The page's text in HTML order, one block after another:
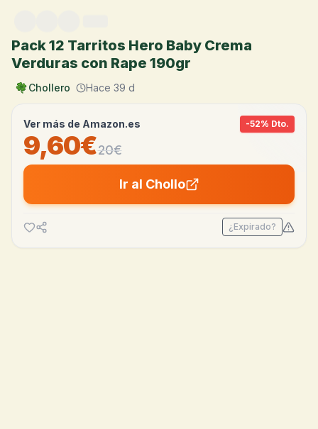
Pack 12 Tarritos Hero Baby Crema
Verduras con Rape 190gr
Chollero Hace 39 d
Ver más de Amazon.es -52% Dto.
9,60€20€
Ir al Chollo
¿Expirado?